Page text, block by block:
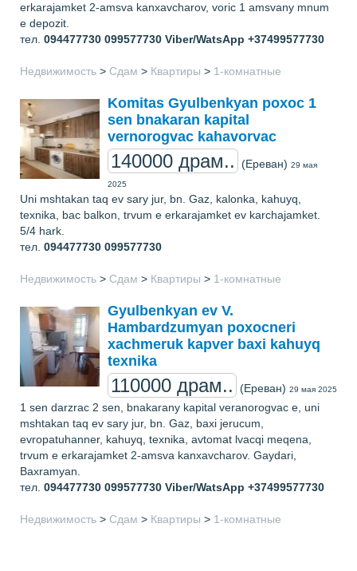
erkarajamket 2-amsva kanxavcharov, voric 1 amsvany mnum
e depozit.
тел. 094477730 099577730 Viber/WatsApp +37499577730
Недвижимость > Сдам > Квартиры > 1-комнатные
Komitas Gyulbenkyan poxoc 1
sen bnakaran kapital
vernorogvac kahavorvac
140000 драм.. (Ереван) 29 мая
2025
Uni mshtakan taq ev sary jur, bn. Gaz, kalonka, kahuyq,
texnika, bac balkon, trvum e erkarajamket ev karchajamket.
5/4 hark.
тел. 094477730 099577730
Недвижимость > Сдам > Квартиры > 1-комнатные
Gyulbenkyan ev V.
Hambardzumyan poxocneri
xachmeruk kapver baxi kahuyq
texnika
110000 драм.. (Ереван) 29 мая 2025
1 sen darzrac 2 sen, bnakarany kapital veranorogvac e, uni
mshtakan taq ev sary jur, bn. Gaz, baxi jerucum,
evropatuhanner, kahuyq, texnika, avtomat lvacqi meqena,
trvum e erkarajamket 2-amsva kanxavcharov. Gaydari,
Baxramyan.
тел. 094477730 099577730 Viber/WatsApp +37499577730
Недвижимость > Сдам > Квартиры > 1-комнатные